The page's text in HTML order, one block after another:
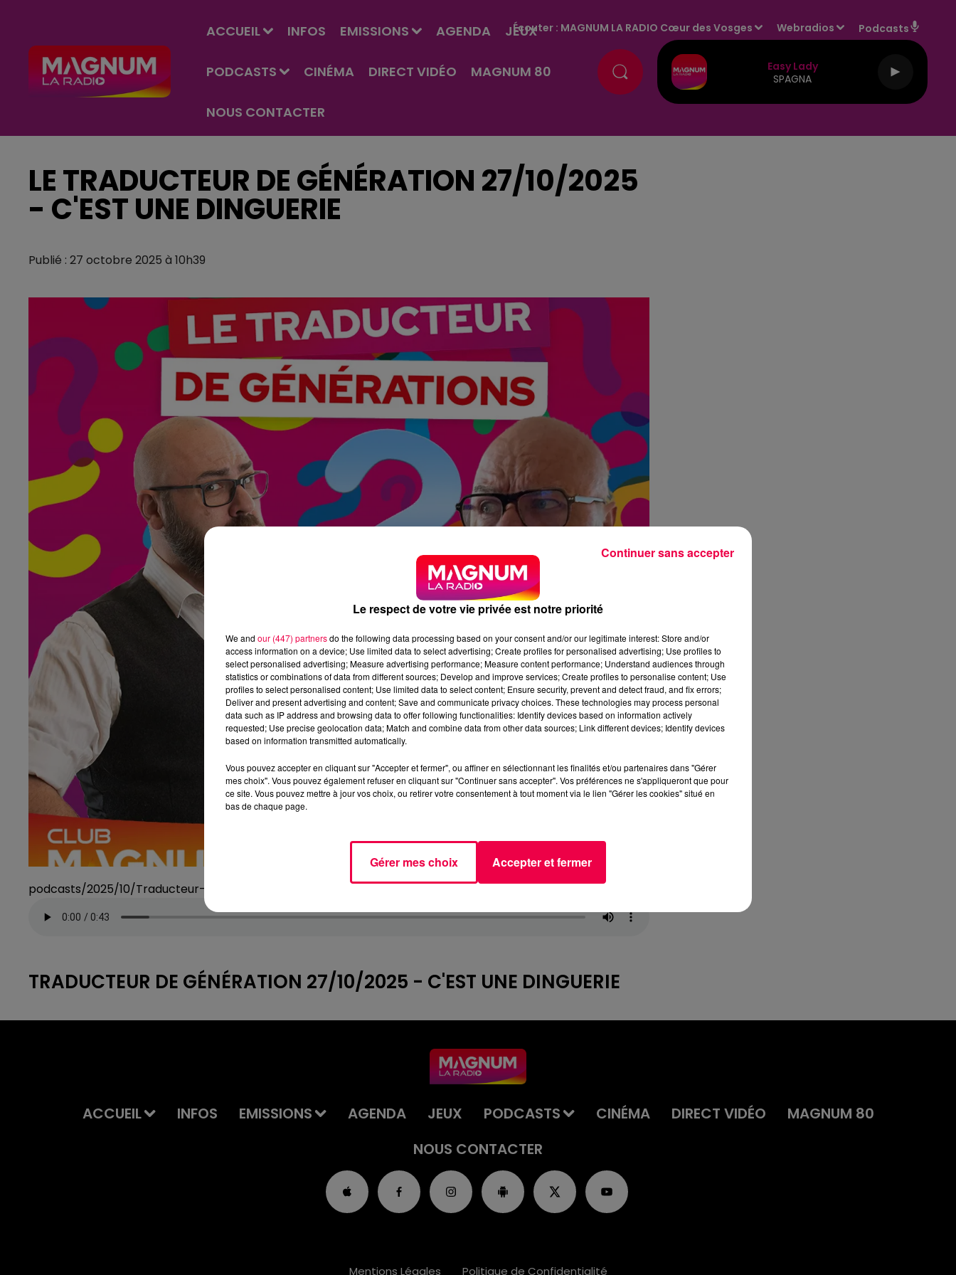
ACCUEIL INFOS EMISSIONS AGENDA JEUX
PODCASTS CINÉMA DIRECT VIDÉO MAGNUM 80
NOUS CONTACTER
Écouter : MAGNUM LA RADIO Cœur des Vosges Webradios Podcasts
Easy Lady
SPAGNA
LE TRADUCTEUR DE GÉNÉRATION 27/10/2025
- C'EST UNE DINGUERIE
Publié : 27 octobre 2025 à 10h39
podcasts/2025/10/Traducteur-6.mp3
TRADUCTEUR DE GÉNÉRATION 27/10/2025 - C'EST UNE DINGUERIE
ACCUEIL INFOS EMISSIONS AGENDA JEUX PODCASTS CINÉMA DIRECT VIDÉO
MAGNUM 80
NOUS CONTACTER
Mentions Légales Politique de Confidentialité
Le respect de votre vie privée est notre priorité
We and our (447) partnersdo the following data processing based on your consent and/or our legitimate interest: Store and/or
access information on a device; Use limited data to select advertising; Create profiles for personalised advertising; Use profiles to
select personalised advertising; Measure advertising performance; Measure content performance; Understand audiences through
statistics or combinations of data from different sources; Develop and improve services; Create profiles to personalise content; Use
profiles to select personalised content; Use limited data to select content; Ensure security, prevent and detect fraud, and fix errors;
Deliver and present advertising and content; Save and communicate privacy choices. These technologies may process personal
data such as IP address and browsing data to offer following functionalities: Identify devices based on information actively
requested; Use precise geolocation data; Match and combine data from other data sources; Link different devices; Identify devices
based on information transmitted automatically.
Vous pouvez accepter en cliquant sur "Accepter et fermer", ou affiner en sélectionnant les finalités et/ou partenaires dans "Gérer
mes choix". Vous pouvez également refuser en cliquant sur "Continuer sans accepter". Vos préférences ne s'appliqueront que pour
ce site. Vous pouvez mettre à jour vos choix, ou retirer votre consentement à tout moment via le lien "Gérer les cookies" situé en
bas de chaque page.
Gérer mes choix Accepter et fermer
Continuer sans accepter